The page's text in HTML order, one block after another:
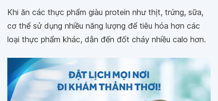
Khi ăn các thực phẩm giàu protein như thịt, trứng, sữa,
cơ thể sử dụng nhiều năng lượng để tiêu hóa hơn các
loại thực phẩm khác, dẫn đến đốt cháy nhiều calo hơn.